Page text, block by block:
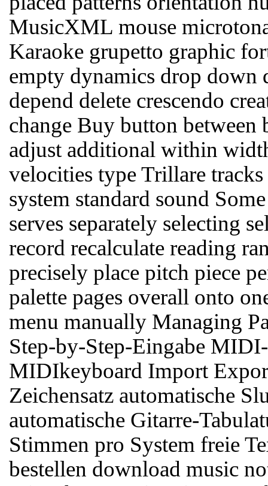
MusicXML mouse
Karaoke grupetto graphic
empty dynamics drop down
depend delete crescendo
change Buy button
adjust additional within
velocities type Trillare
system standard sound
serves separately selecting
record recalculate reading
precisely place pitch piece
palette pages overall onto
menu manually Managing
Step-by-Step-Eingabe
MIDIkeyboard Import
Zeichensatz automatische
automatische Gitarre-
Stimmen pro System freie
bestellen download music